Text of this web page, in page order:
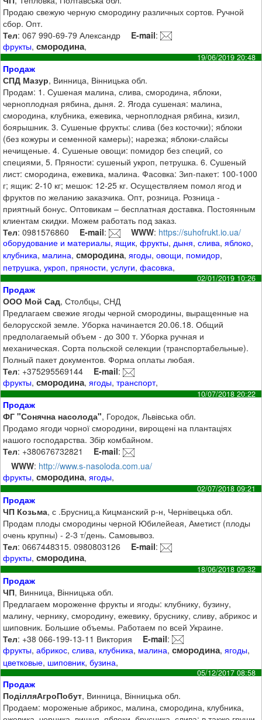
Продаю свежую черную смородину различных сортов. Ручной
сбор. Опт.
Тел: 067 990-69-79 Александр E-mail:
фрукты,смородина,
19/06/2019 20:48
Продаж
СПД Мазур, Винница, Вінницька обл.
Продам: 1. Сушеная малина, слива, смородина, яблоки,
черноплодная рябина, дыня. 2. Ягода сушеная: малина,
смородина, клубника, ежевика, черноплодная рябина, кизил,
боярышник. 3. Сушеные фрукты: слива (без косточки); яблоки
(без кожуры и семенной камеры); нарезка; яблоки-слайсы
нечищеные. 4. Сушеные овощи: помидор без специй, со
специями, 5. Пряности: сушеный укроп, петрушка. 6. Сушеный
лист: смородина, ежевика, малина. Фасовка: Зип-пакет: 100-1000
г; ящик: 2-10 кг; мешок: 12-25 кг. Осуществляем помол ягод и
фруктов по желанию заказчика. Опт, розница. Розница -
приятный бонус. Оптовикам – бесплатная доставка. Постоянным
клиентам скидки. Можем работать под заказ.
Тел: 0981576860 E-mail: WWW: https://suhofrukt.io.ua/
оборудование и материалы,ящик,фрукты,дыня,слива,яблоко,
клубника, малина,смородина,ягоды,овощи, помидор,
петрушка,укроп, пряности,услуги,фасовка,
02/01/2019 10:26
Продаж
ООО Мой Сад, Столбцы, СНД
Предлагаем свежие ягоды черной смородины, выращенные на
белорусской земле. Уборка начинается 20.06.18. Общий
предполагаемый объем - до 300 т. Уборка ручная и
механическая. Сорта польской селекции (транспортабельные).
Полный пакет документов. Форма оплаты любая.
Тел: +375295569144 E-mail:
фрукты,смородина,ягоды,транспорт,
10/07/2018 20:22
Продаж
ФГ "Сонячна насолода", Городок, Львівська обл.
Продамо ягоди чорної смородини, вирощені на плантаціях
нашого господарства. Збір комбайном.
Тел: +380676732821 E-mail:
WWW: http://www.s-nasoloda.com.ua/
фрукты,смородина,ягоды,
02/07/2018 09:21
Продаж
ЧП Козьма, с .Брусниц,а Кицманский р-н, Чернівецька обл.
Продам плоды смородины черной Юбилейеая, Аметист (плоды
очень крупны) - 2-3 т/день. Самовывоз.
Тел: 0667448315. 0980803126 E-mail:
фрукты,смородина,
18/06/2018 09:32
Продаж
ЧП, Винница, Вінницька обл.
Предлагаем мороженне фрукты и ягоды: клубнику, бузину,
малину, чернику, смородину, ежевику, бруснику, сливу, абрикос и
шиповник. Большие объемы. Работаем по всей Украине.
Тел: +38 066-199-13-11 Виктория E-mail:
фрукты,абрикос,слива, клубника, малина,смородина,ягоды,
цветковые, шиповник,бузина,
05/12/2017 08:58
Продаж
ПоділляАгроПобут, Винница, Вінницька обл.
Продаем: мороженые абрикос, малина, смородина, клубника,